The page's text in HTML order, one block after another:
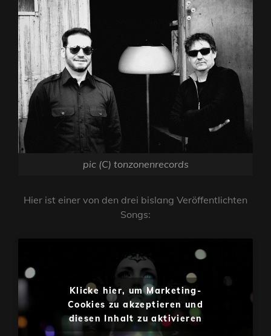
pic (C) tonzonenrecords
Hier ist einer von den drei bislang Veröffentlichten
Songs:
Klicke hier, um Marketing-
Cookies zu akzeptieren und
diesen Inhalt zu aktivieren